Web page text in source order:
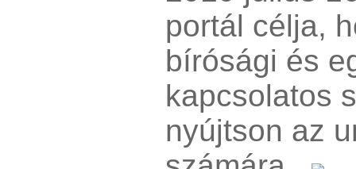
portál célja,
bírósági és
kapcsolatos
nyújtson az